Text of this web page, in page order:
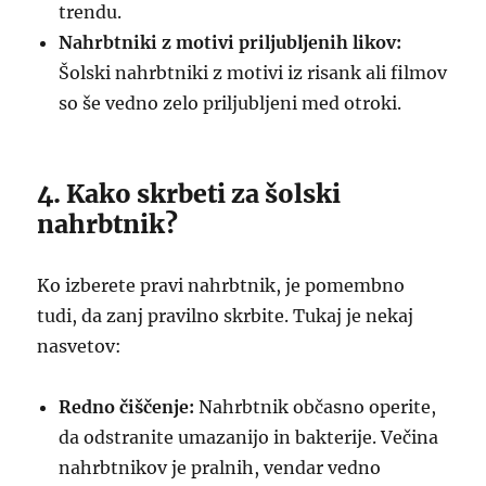
trendu.
Nahrbtniki z motivi priljubljenih likov:
Šolski nahrbtniki z motivi iz risank ali filmov
so še vedno zelo priljubljeni med otroki.
4. Kako skrbeti za šolski
nahrbtnik?
Ko izberete pravi nahrbtnik, je pomembno
tudi, da zanj pravilno skrbite. Tukaj je nekaj
nasvetov:
Redno čiščenje: Nahrbtnik občasno operite,
da odstranite umazanijo in bakterije. Večina
nahrbtnikov je pralnih, vendar vedno